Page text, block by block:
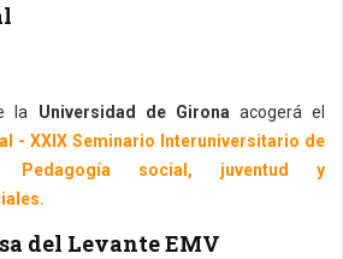
la Universidad de Girona acogerá el
- XXIX Seminario Interuniversitario de
Pedagogía social, juventud y
del Levante EMV